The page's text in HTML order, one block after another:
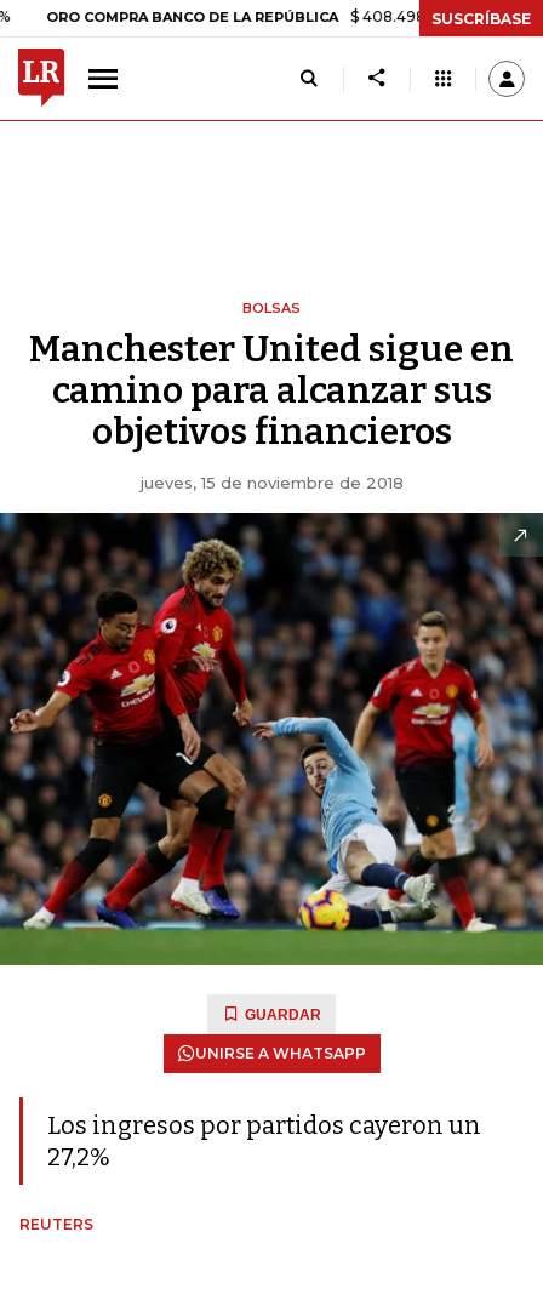
COMPRA BANCO DE LA REPÚBLICA $ 408.498,97 +$ 8.753,81 +2,19%
SUSCRÍBASE
BOLSAS
Manchester United sigue en
camino para alcanzar sus
objetivos financieros
jueves, 15 de noviembre de 2018
GUARDAR
UNIRSE A WHATSAPP
Los ingresos por partidos cayeron un
27,2%
REUTERS